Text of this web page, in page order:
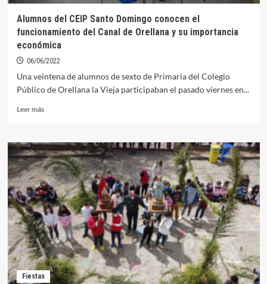
Alumnos del CEIP Santo Domingo conocen el
funcionamiento del Canal de Orellana y su importancia
económica
06/06/2022
Una veintena de alumnos de sexto de Primaria del Colegio
Público de Orellana la Vieja participaban el pasado viernes en...
Leer másLeer
Alumnos
del
CEIP
Santo
Domingo
conocen
el
funcionamiento
del
Canal
de
Orellana
y
Fiestas